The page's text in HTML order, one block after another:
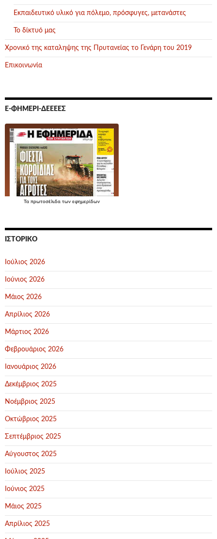
Εκπαιδευτικό υλικό για πόλεμο, πρόσφυγες, μετανάστες
Το δίκτυό μας
Χρονικό της καταληψης της Πρυτανείας το Γενάρη του 2019
Επικοινωνία
Ε-ΦΗΜΕΡΊ-ΔΕΕΕΕΣ
Τα πρωτοσέλιδα των εφημερίδων
ΙΣΤΟΡΙΚΌ
Ιούλιος 2026
Ιούνιος 2026
Μάιος 2026
Απρίλιος 2026
Μάρτιος 2026
Φεβρουάριος 2026
Ιανουάριος 2026
Δεκέμβριος 2025
Νοέμβριος 2025
Οκτώβριος 2025
Σεπτέμβριος 2025
Αύγουστος 2025
Ιούλιος 2025
Ιούνιος 2025
Μάιος 2025
Απρίλιος 2025